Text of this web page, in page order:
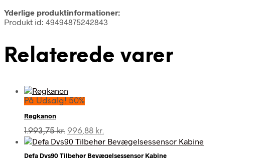
Yderlige produktinformationer:
Produkt id: 49494875242843
Relaterede varer
På Udsalg! 50%
Røgkanon
1.993,75kr. Den
oprindelige
996,88 kr.
aktuelle
Defa Dvs90 Tilbehør Bevægelsessensor Kabine